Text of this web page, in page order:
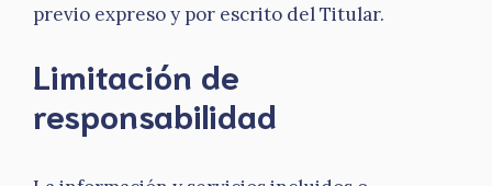
previo expreso y por escrito del Titular.
Limitación de
responsabilidad